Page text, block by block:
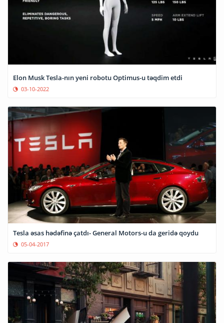
Elon Musk Tesla-nın yeni robotu Optimus-u təqdim etdi
03-10-2022
Tesla əsas hədəfinə çatdı- General Motors-u da geridə qoydu
05-04-2017